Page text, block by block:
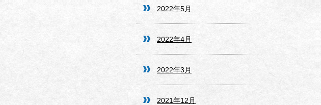
2022年5月
2022年4月
2022年3月
2021年12月